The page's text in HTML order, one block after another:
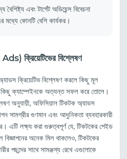
বৈশিষ্ট্য এবং টার্গেট অডিয়েন্স বিবেচনা
মধ্যে কোনটি বেশি কার্যকর।
ক্রিয়েটিভের বিশ্লেষণ
ক্রিয়েটিভ বিশ্লেষণ করলে কিছু মূল
কিছু ক্যাম্পেইনকে অত্যন্ত সফল করে তোলে।
অনুযায়ী, অফিসিয়াল টিকটক অ্যাডস
সামগ্রীর গুণমান এবং আধুনিকতা ব্যবহারকারী
এটি লক্ষ্য করা গুরুত্বপূর্ণ যে, টিকটকের পেইড
অনেক মিল থাকলেও, টিকটকের
পছন্দের সাথে সামঞ্জস্য রেখে এগুলোকে